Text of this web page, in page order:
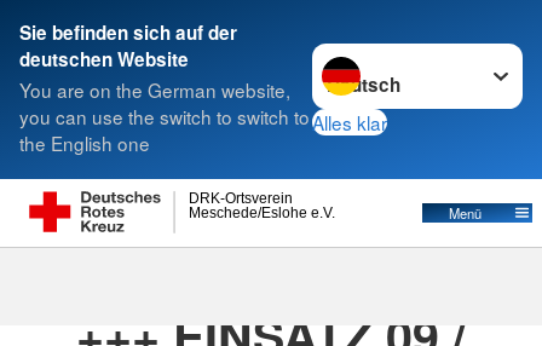
Sie befinden sich auf der
deutschen Website
You are on the German website,
you can use the switch to switch to
the English one
Sprache wechseln zu
Alles klar
Meschede/Eslohe e.V.
DRK-Ortsverein
Menü
Suche